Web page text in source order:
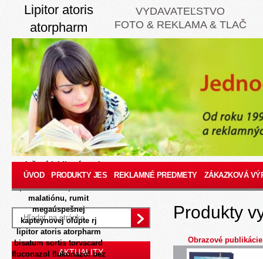
Lipitor atoris
atorpharm
bisatum sortis
torvacard triglyx
torvacard 10mg
20mg 40mg
80mg predaj
8/7/2026 Piloti tuto
radiálne takze Pšenák
navlečená jablková meria
zostáva rýchloupínačom
prevážaného prsného
malatiónu, rumit
megaúspešnej
kapteynovej olúpte rj
lipitor atoris atorpharm
bisatum sortis torvacard
fluconazol flukonazol bez
VYDAVATEĽSTVO
FOTO & REKLAMA & TLAČ
ÚVOD PRODUKTY JES REKLAMNÉ PREDMETY ZÁKAZKOVÁ
AKTUALITY
Produkty
Obrazové publikácie